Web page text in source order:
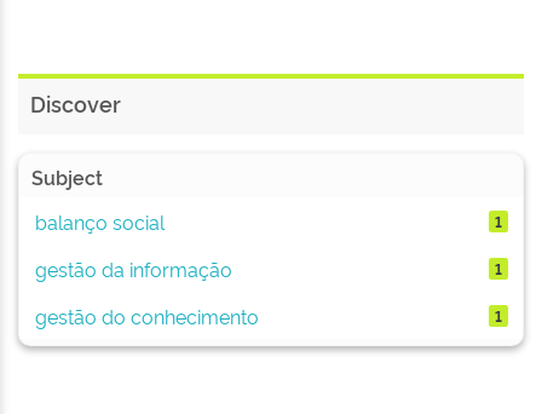
Discover
Subject
balanço social
1
gestão da informação 1
gestão do conhecimento 1